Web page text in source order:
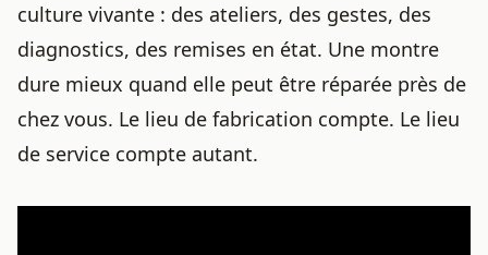
culture vivante : des ateliers, des gestes, des
diagnostics, des remises en état. Une montre
dure mieux quand elle peut être réparée près de
chez vous. Le lieu de fabrication compte. Le lieu
de service compte autant.